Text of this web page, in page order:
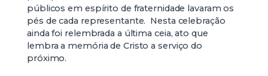
públicos em espírito de fraternidade lavaram os
pés de cada representante. Nesta celebração
ainda foi relembrada a última ceia, ato que
lembra a memória de Cristo a serviço do
próximo.